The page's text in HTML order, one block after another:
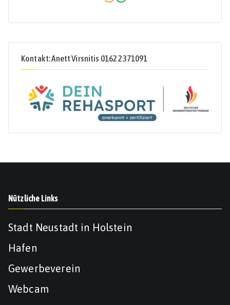
Kontakt: Anett Virsnitis 0162 2371091
Nützliche Links
Stadt Neustadt in Holstein
Hafen
Gewerbeverein
Webcam